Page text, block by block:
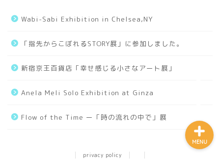
Wabi-Sabi Exhibition in Chelsea,NY
「指先からこぼれるSTORY展」に参加しました。
新宿京王百貨店「幸せ感じる小さなアート展」
Anela Meli Solo Exhibition at Ginza
Flow of the Time ー「時の流れの中で」展
privacy policy
MENU
Old Days
Collages